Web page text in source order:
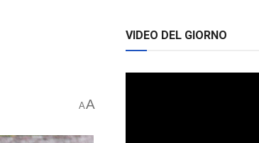
AA
VIDEO DEL GIORNO